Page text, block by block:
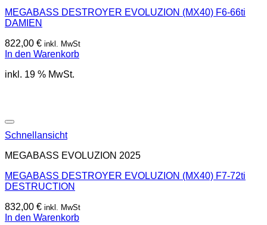
MEGABASS DESTROYER EVOLUZION (MX40) F6-66ti
DAMIEN
822,00 € inkl. MwSt
In den Warenkorb
inkl. 19 % MwSt.
Schnellansicht
MEGABASS EVOLUZION 2025
MEGABASS DESTROYER EVOLUZION (MX40) F7-72ti
DESTRUCTION
832,00 € inkl. MwSt
In den Warenkorb